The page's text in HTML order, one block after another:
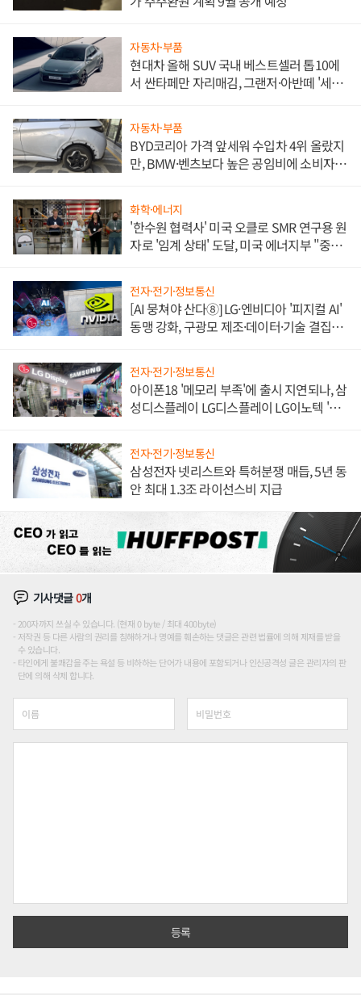
자동차·부품
현대차 올해 SUV 국내 베스트셀러 톱10에
서 싼타페만 자리매김, 그랜저·아반떼 '세단
자동차·부품
BYD코리아 가격 앞세워 수입차 4위 올랐지
만, BMW·벤츠보다 높은 공임비에 소비자
화학·에너지
'한수원 협력사' 미국 오클로 SMR 연구용 원
자로 '임계 상태' 도달, 미국 에너지부 "중요
전자·전기·정보통신
[AI 뭉쳐야 산다⑧] LG·엔비디아 '피지컬 AI'
동맹 강화, 구광모 제조·데이터·기술 결집
전자·전기·정보통신
아이폰18 '메모리 부족'에 출시 지연되나, 삼
성디스플레이 LG디스플레이 LG이노텍 '탈
전자·전기·정보통신
삼성전자 넷리스트와 특허분쟁 매듭, 5년 동
안 최대 1.3조 라이선스비 지급
기사댓글0개
200자까지 쓰실 수 있습니다. (현재 0 byte / 최대 400byte)
저작권 등 다른 사람의 권리를 침해하거나 명예를 훼손하는 댓글은 관련 법률에 의해 제재를 받을
수 있습니다.
타인에게 불쾌감을 주는 욕설 등 비하하는 단어가 내용에 포함되거나 인신공격성 글은 관리자의 판
단에 의해 삭제 합니다.